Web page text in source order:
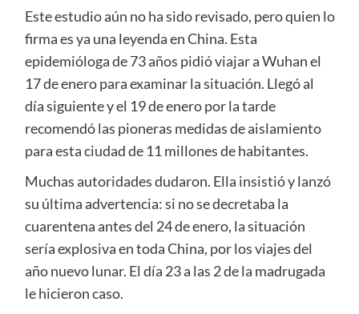
Este estudio aún no ha sido revisado, pero quien lo
firma es ya una leyenda en China. Esta
epidemióloga de 73 años pidió viajar a Wuhan el
17 de enero para examinar la situación. Llegó al
día siguiente y el 19 de enero por la tarde
recomendó las pioneras medidas de aislamiento
para esta ciudad de 11 millones de habitantes.
Muchas autoridades dudaron. Ella insistió y lanzó
su última advertencia: si no se decretaba la
cuarentena antes del 24 de enero, la situación
sería explosiva en toda China, por los viajes del
año nuevo lunar. El día 23 a las 2 de la madrugada
le hicieron caso.